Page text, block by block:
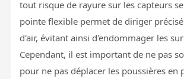
tout risque de rayure sur les capteurs
pointe flexible permet de diriger
d'air, évitant ainsi d'endommager les
Cependant, il est important de ne pas
pour ne pas déplacer les poussières en